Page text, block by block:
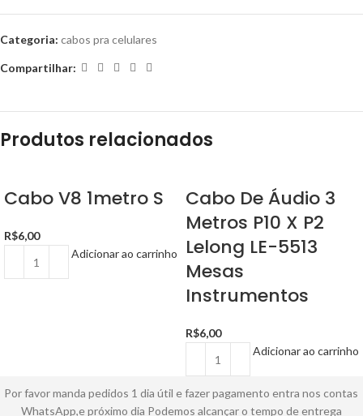
Categoria: cabos pra celulares
Compartilhar:
Produtos relacionados
Cabo V8 1metro S
R$6,00
Adicionar ao carrinho
Cabo De Áudio 3
Metros P10 X P2
Lelong LE-5513
Mesas
Instrumentos
R$6,00
Adicionar ao carrinho
Por favor manda pedidos 1 dia útil e fazer pagamento entra nos contas
WhatsApp,e próximo dia Podemos alcançar o tempo de entrega